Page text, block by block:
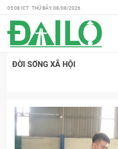
05:08 ICT THỨ BẢY, 08/08/2026
ĐỜI SỐNG XÃ HỘI